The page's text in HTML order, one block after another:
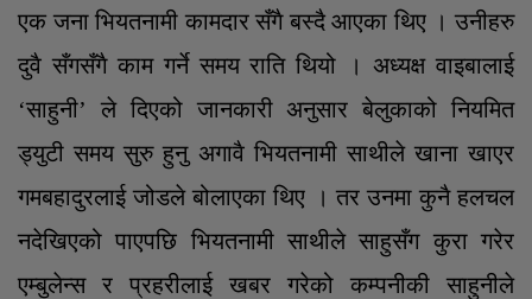
एक जना भियतनामी कामदार सँगै बस्दै आएका थिए । उनीहरु
दुवै सँगसँगै काम गर्ने समय राति थियो । अध्यक्ष वाइबालाई
‘साहुनी’ ले दिएको जानकारी अनुसार बेलुकाको नियमित
ड्युटी समय सुरु हुनु अगावै भियतनामी साथीले खाना खाएर
गमबहादुरलाई जोडले बोलाएका थिए । तर उनमा कुनै हलचल
नदेखिएको पाएपछि भियतनामी साथीले साहुसँग कुरा गरेर
एम्बुलेन्स र प्रहरीलाई खबर गरेको कम्पनीकी साहुनीले